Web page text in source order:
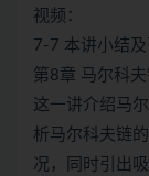
视频：
7-7 本讲小结
第8章 马尔科
这一讲介绍马
析马尔科夫链
况，同时引出